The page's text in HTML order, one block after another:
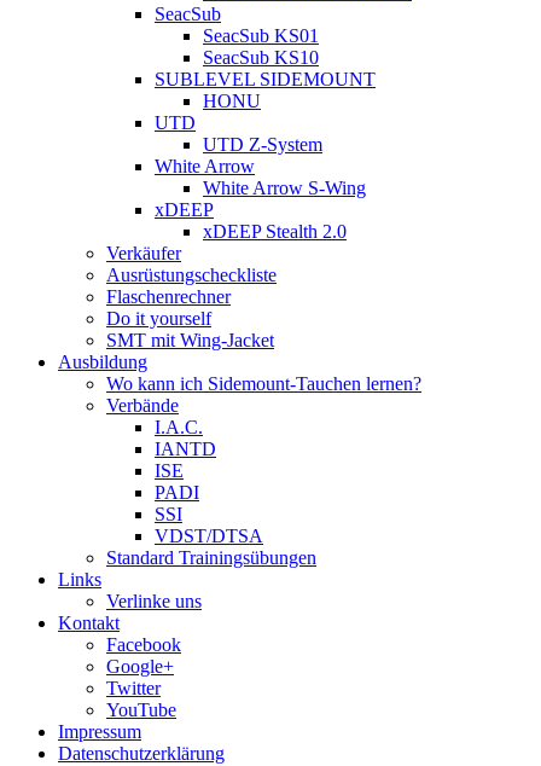
SeacSub
SeacSub KS01
SeacSub KS10
SUBLEVEL SIDEMOUNT
HONU
UTD
UTD Z-System
White Arrow
White Arrow S-Wing
xDEEP
xDEEP Stealth 2.0
Verkäufer
Ausrüstungscheckliste
Flaschenrechner
Do it yourself
SMT mit Wing-Jacket
Ausbildung
Wo kann ich Sidemount-Tauchen lernen?
Verbände
I.A.C.
IANTD
ISE
PADI
SSI
VDST/DTSA
Standard Trainingsübungen
Links
Verlinke uns
Kontakt
Facebook
Google+
Twitter
YouTube
Impressum
Datenschutzerklärung